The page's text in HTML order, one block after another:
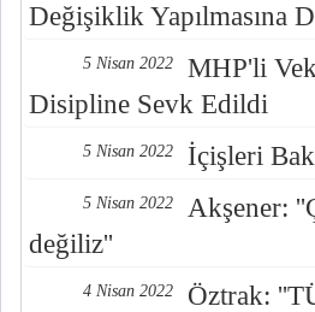
Değişiklik Yapılmasına
5 Nisan 2022
MHP'li
Disipline Sevk Edildi
5 Nisan 2022 İçişleri
5 Nisan 2022
Akşener:
değiliz''
4 Nisan 2022 Öztrak: